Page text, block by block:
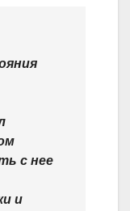
с нее
и